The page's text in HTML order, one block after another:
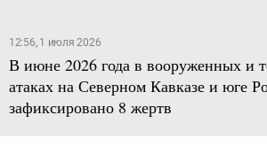
12:56, 1 июля 2026
В июне 2026 года в вооруженных и
атаках на Северном Кавказе и юге
зафиксировано 8 жертв